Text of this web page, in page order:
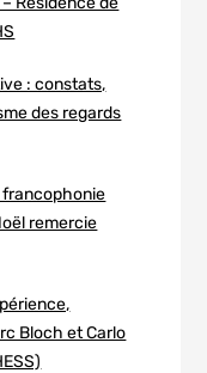
: constats,
des regards
francophonie
remercie
Bloch et Carlo